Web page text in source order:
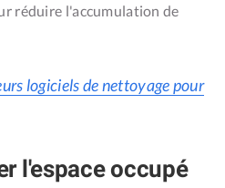
réduire l'accumulation de
logiciels de nettoyage pour
l'espace occupé